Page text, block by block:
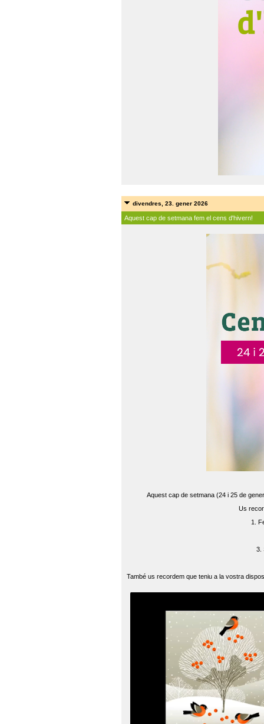
divendres, 23. gener 2026
Aquest cap de setmana fem el cens d'hivern!
Aquest cap de setmana (24 i 25 de
Us
1.
3.
També us recordem que teniu a la vostra